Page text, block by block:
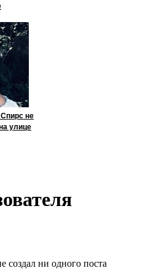
не
улице
создал ни одного поста